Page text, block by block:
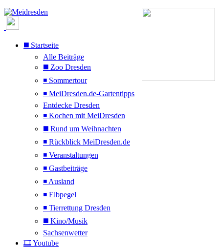
◼️ Startseite
Alle Beiträge
◼️ Zoo Dresden
◾ Sommertour
◾ MeiDresden.de-Gartentipps
Entdecke Dresden
◾ Kochen mit MeiDresden
◼️ Rund um Weihnachten
◾ Rückblick MeiDresden.de
◾ Veranstaltungen
◾ Gastbeiträge
◾ Ausland
◾ Elbpegel
◾ Tierrettung Dresden
◼️ Kino/Musik
Sachsenwetter
🎞️ Youtube